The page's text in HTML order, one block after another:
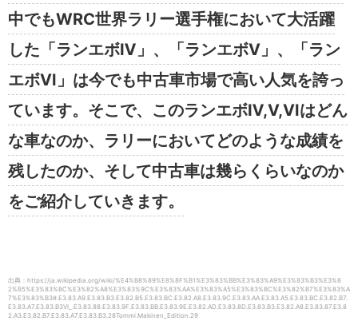
中でもWRC世界ラリー選手権において大活躍
した「ランエボⅣ」、「ランエボⅤ」、「ラン
エボⅥ」は今でも中古車市場で高い人気を誇っ
ています。そこで、このランエボⅣ,Ⅴ,Ⅵはどん
な車なのか、ラリーにおいてどのような成績を
残したのか、そして中古車は幾らくらいなのか
をご紹介していきます。
出典：https://ja.wikipedia.org/wiki/%E4%B8%89%E8%8F%B1%E3%83%BB%E3%83%A9%E3%83%B3%E3%8
2%B5%E3%83%BC%E3%82%A8%E3%83%9C%E3%83%AA%E3%83%A5%E3%83%BC%E3%82%B7%E3%83%A
7%E3%83%B3#.E3.83.A9.E3.83.B3.E3.82.B5.E3.83.BC.E3.82.A8.E3.83.9C.E3.83.AA.E3.83.A5.E3.83.BC.E3.82.B7.
E3.83.A7.E3.83.B3VI_.E3.83.88.E3.83.9F.E3.83.BB.E3.83.9E.E3.82.AD.E3.83.8D.E3.83.B3.E3.82.A8.E3.83.87.E3.8
2.A3.E3.82.B7.E3.83.A7.E3.83.B3.28Tommi.Makinen_Edition.29